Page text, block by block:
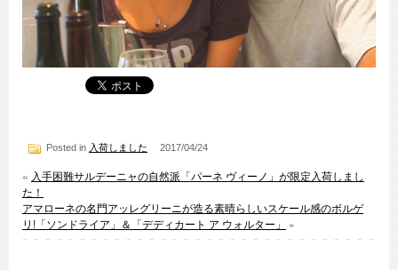
Posted in 入荷しました 2017/04/24
« 入手困難サルデーニャの自然派「パーネ ヴィーノ」が限定入荷しまし
た！
アマローネの名門アッレグリーニが造る素晴らしいスケール感のボルゲ
リ!「ソンドライア」＆「デディカート ア ウォルター」
»